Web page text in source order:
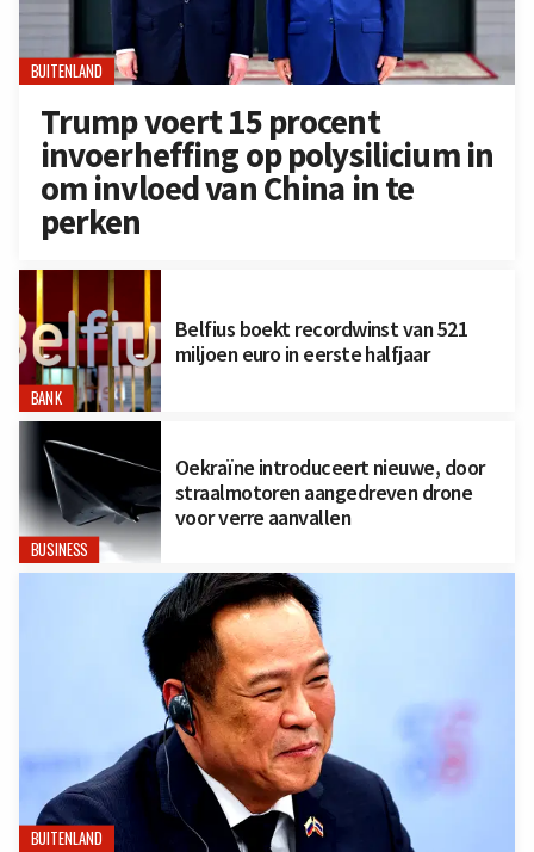
BUITENLAND
Trump voert 15 procent
invoerheffing op polysilicium in
om invloed van China in te
perken
BANK
Belfius boekt recordwinst van 521
miljoen euro in eerste halfjaar
BUSINESS
Oekraïne introduceert nieuwe, door
straalmotoren aangedreven drone
voor verre aanvallen
BUITENLAND